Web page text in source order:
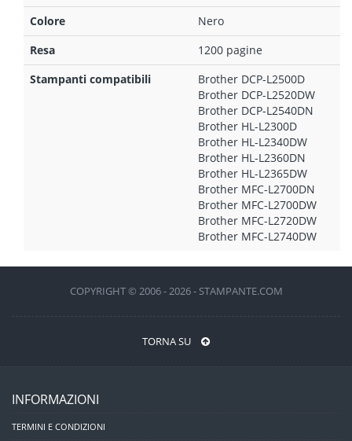
Colore
Nero
Resa
1200 pagine
Stampanti compatibili
Brother DCP-L2500D
Brother DCP-L2520DW
Brother DCP-L2540DN
Brother HL-L2300D
Brother HL-L2340DW
Brother HL-L2360DN
Brother HL-L2365DW
Brother MFC-L2700DN
Brother MFC-L2700DW
Brother MFC-L2720DW
Brother MFC-L2740DW
COPYRIGHT © 2006 - 2026 - STAMPANTE.COM
TORNA SU
INFORMAZIONI
TERMINI E CONDIZIONI